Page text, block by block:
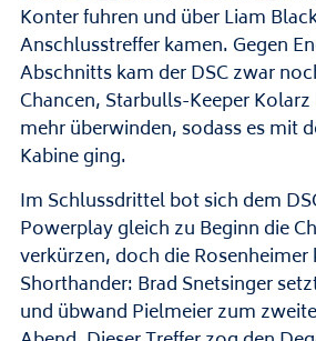
Konter fuhren und über Liam
Anschlusstreffer kamen. Gegen
Abschnitts kam der DSC zwar
Chancen, Starbulls-Keeper
mehr überwinden, sodass es mit
Kabine ging.
Im Schlussdrittel bot sich dem
Powerplay gleich zu Beginn die
verkürzen, doch die
Shorthander: Brad Snetsinger
und übwand Pielmeier zum